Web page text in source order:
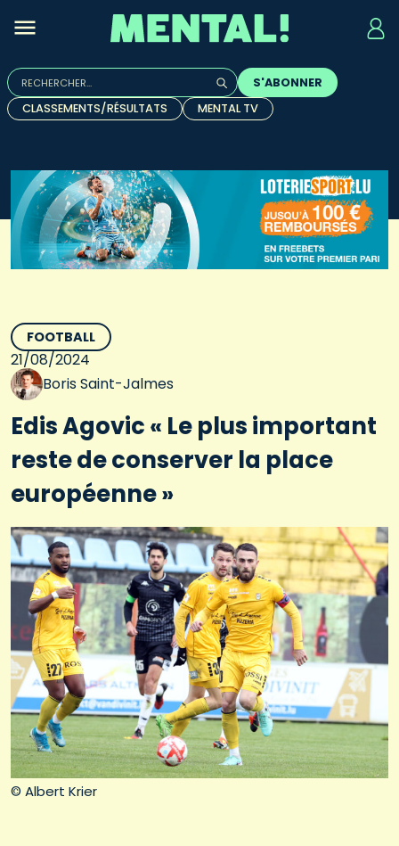
Rechercher :
Quand les résultats de l'auto-complétion sont
S'ABONNER
CLASSEMENTS/RÉSULTATS
MENTAL TV
© Albert Krier
FOOTBALL
21/08/2024
Boris Saint-Jalmes
Edis Agovic « Le plus important
reste de conserver la place
européenne »